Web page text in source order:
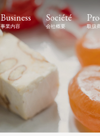
Business Société